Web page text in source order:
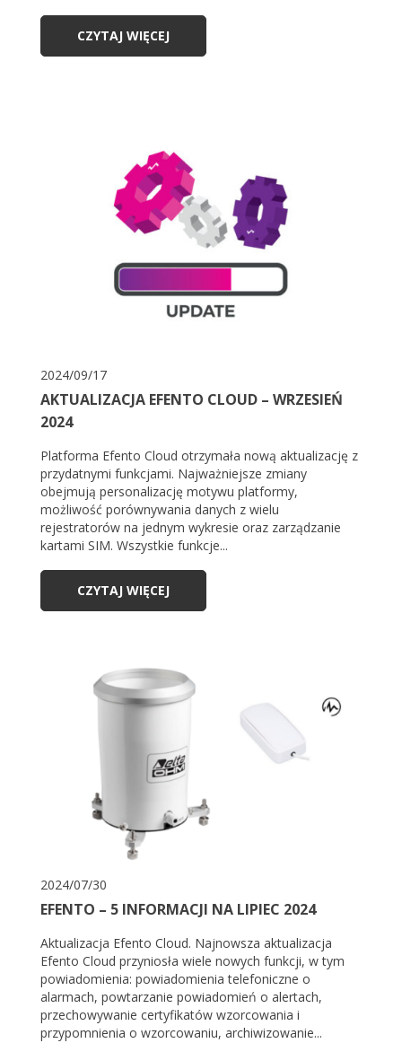
CZYTAJ WIĘCEJ
2024/09/17
AKTUALIZACJA EFENTO CLOUD – WRZESIEŃ
2024
Platforma Efento Cloud otrzymała nową aktualizację z
przydatnymi funkcjami. Najważniejsze zmiany
obejmują personalizację motywu platformy,
możliwość porównywania danych z wielu
rejestratorów na jednym wykresie oraz zarządzanie
kartami SIM. Wszystkie funkcje...
CZYTAJ WIĘCEJ
2024/07/30
EFENTO – 5 INFORMACJI NA LIPIEC 2024
Aktualizacja Efento Cloud. Najnowsza aktualizacja
Efento Cloud przyniosła wiele nowych funkcji, w tym
powiadomienia: powiadomienia telefoniczne o
alarmach, powtarzanie powiadomień o alertach,
przechowywanie certyfikatów wzorcowania i
przypomnienia o wzorcowaniu, archiwizowanie...